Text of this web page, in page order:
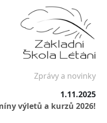
Zprávy a novinky
1.11.2025
výletů a kurzů 2026!